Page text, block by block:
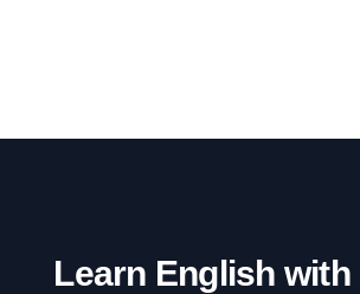
Learn English with